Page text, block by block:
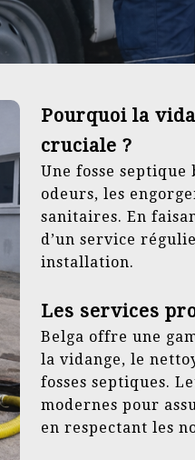
Pourquoi la
cruciale ?
Une fosse
odeurs, les
sanitaires. En
d’un service
installation.
Les services
Belga offre une
la vidange, le
fosses septiques.
modernes pour
en respectant les